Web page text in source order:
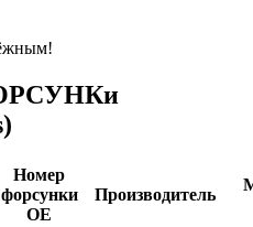
Номер
форсунки
OE
Производитель